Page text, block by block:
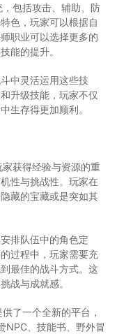
包括攻击、辅助、防
色，玩家可以根据自
职业可以选择更多的
能的提升。
中灵活运用这些技
升级技能，玩家不仅
生存得更加顺利。
获得经验与资源的重
性与挑战性。玩家在
藏的宝藏或是突如其
排队伍中的角色定
过程中，玩家需要充
最佳的战斗方式。这
战与成就感。
了一个全新的平台，
NPC、技能书、野外冒